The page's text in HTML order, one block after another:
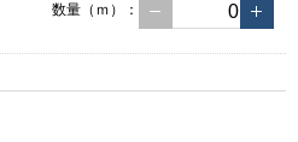
数量（ｍ）：